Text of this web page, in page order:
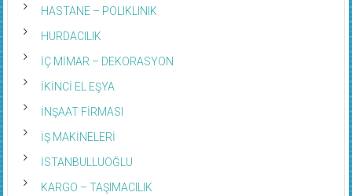
HASTANE – POLIKLINIK
HURDACILIK
İÇ MİMAR – DEKORASYON
İKİNCİ EL EŞYA
İNŞAAT FİRMASI
İŞ MAKİNELERİ
İSTANBULLUOĞLU
KARGO – TAŞIMACILIK